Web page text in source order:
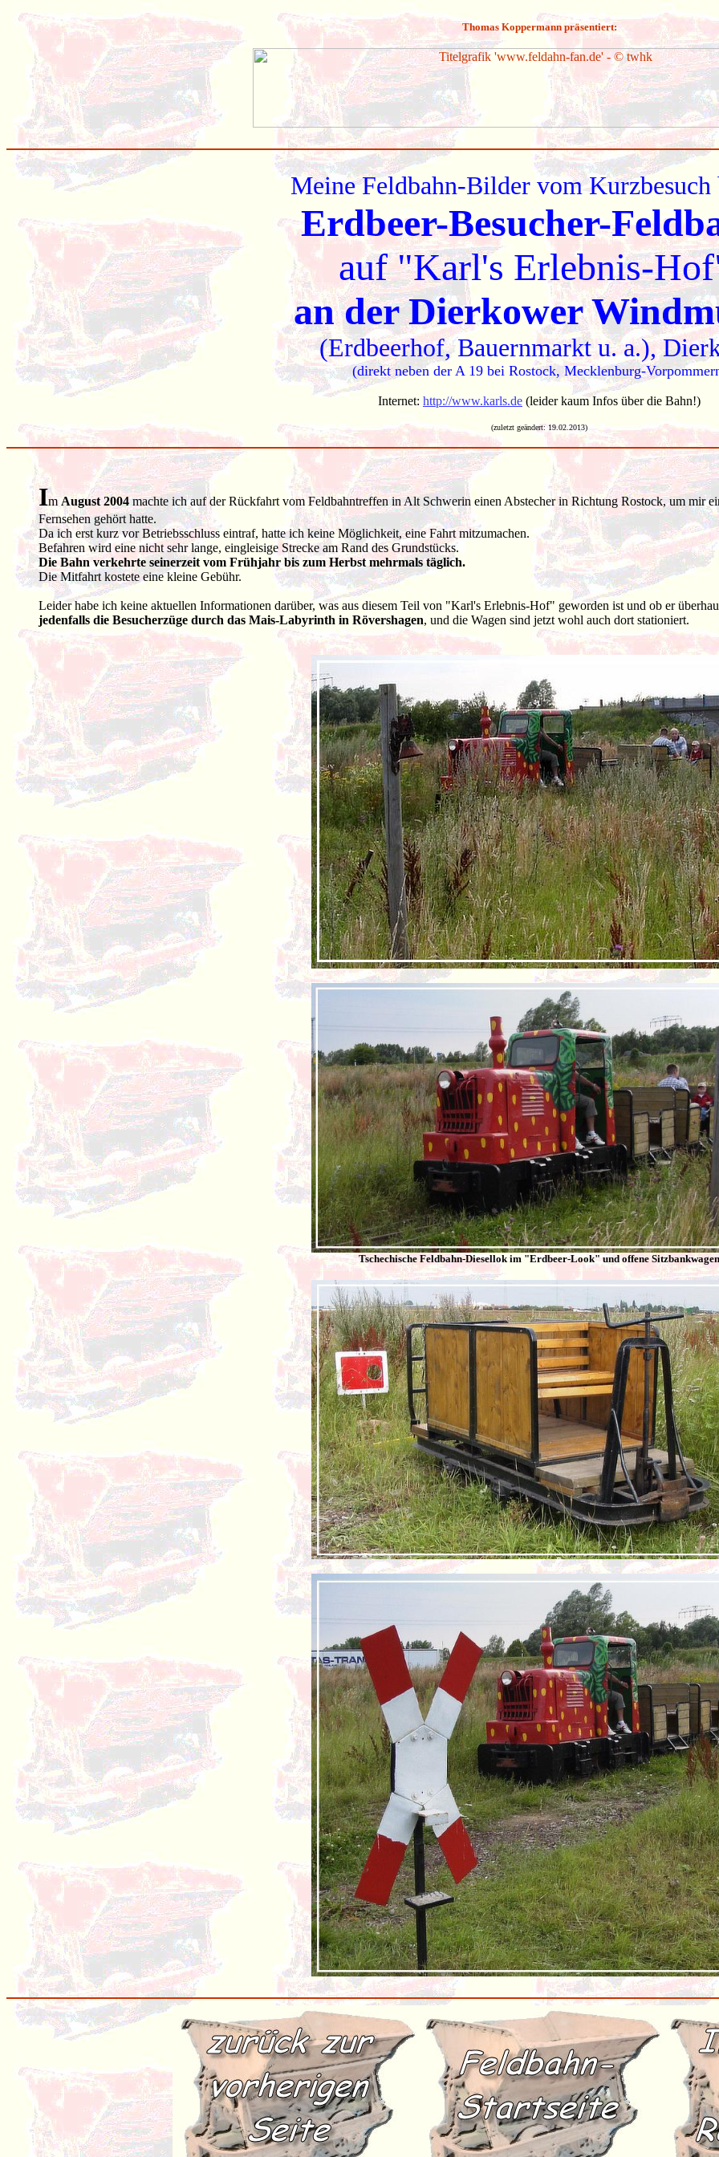
Thomas Koppermann präsentiert:
Meine Feldbahn-Bilder vom Kurzbesuch
Erdbeer-Besucher-
auf "Karl's Erlebnis-
an der Dierkower
(Erdbeerhof, Bauernmarkt u. a.),
(direkt neben der A 19 bei Rostock, Mecklenburg-
Internet: http://www.karls.de (leider kaum Infos über die Bahn!)
(zuletzt geändert:19.02.2013)
ImAugust 2004machte ich auf der Rückfahrt vom Feldbahntreffen in Alt Schwerin einen Abstecher in Richtung Rostock, um mir
Fernsehen gehört hatte.
Da ich erst kurz vor Betriebsschluss eintraf, hatte ich keine Möglichkeit, eine Fahrt mitzumachen.
Befahren wird eine nicht sehr lange, eingleisige Strecke am Rand des Grundstücks.
Die Bahn verkehrte seinerzeit vom Frühjahr bis zum Herbst mehrmals täglich.
Die Mitfahrt kostete eine kleine Gebühr.
Leider habe ich keine aktuellen Informationen darüber, was aus diesem Teil von "Karl's Erlebnis-Hof" geworden ist und ob er
jedenfalls die Besucherzüge durch das Mais-Labyrinth in Rövershagen, und die Wagen sind jetzt wohl auch dort stationiert.
Tschechische Feldbahn-Diesellok im "Erdbeer-Look" und offene Sitzbankwagen